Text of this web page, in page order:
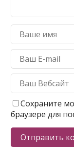
Сохраните
браузере для